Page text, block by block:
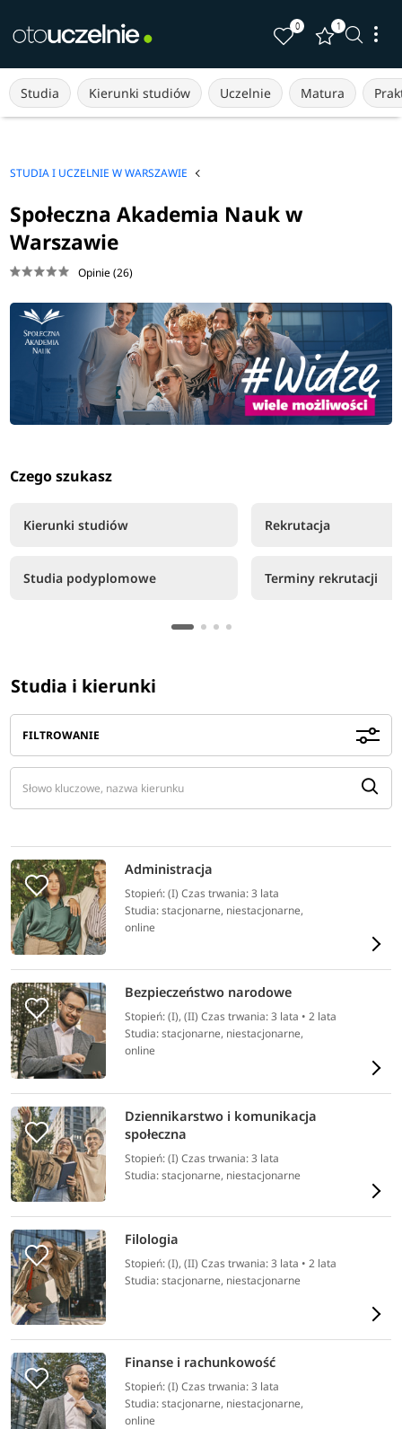
0 1
Studia Kierunki studiów Uczelnie Matura
STUDIA I UCZELNIE W WARSZAWIE
Społeczna Akademia Nauk w
Warszawie
Opinie (26)
Czego szukasz
Kierunki studiów
Studia podyplomowe
Rekrutacja
Terminy rekrutacji
Studia i kierunki
FILTROWANIE
Administracja
Stopień: (I) Czas trwania: 3 lata
Studia: stacjonarne, niestacjonarne,
online
Bezpieczeństwo narodowe
Stopień: (I), (II) Czas trwania: 3 lata • 2 lata
Studia: stacjonarne, niestacjonarne,
online
Dziennikarstwo i komunikacja
społeczna
Stopień: (I) Czas trwania: 3 lata
Studia: stacjonarne, niestacjonarne
Filologia
Stopień: (I), (II) Czas trwania: 3 lata • 2 lata
Studia: stacjonarne, niestacjonarne
Finanse i rachunkowość
Stopień: (I) Czas trwania: 3 lata
Studia: stacjonarne, niestacjonarne,
online